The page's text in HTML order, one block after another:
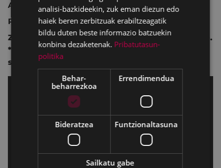
Animazioa.
Publiko guztientzat.
Zuzendaritza:Toby Genkel, Florian Westermann.
*Sustapeneko filma. !,5 €ko deskontua
sarreretan.
analisi-bazkideekin, zuk eman diezun edo
haiek beren zerbitzuak erabiltzeagatik
bildu duten beste informazio batzuekin
konbina dezaketenak. Pribatutasun-
politika
Behar-
beharrezkoa
Errendimendua
Bideratzea Funtzionaltasuna
Sailkatu gabe